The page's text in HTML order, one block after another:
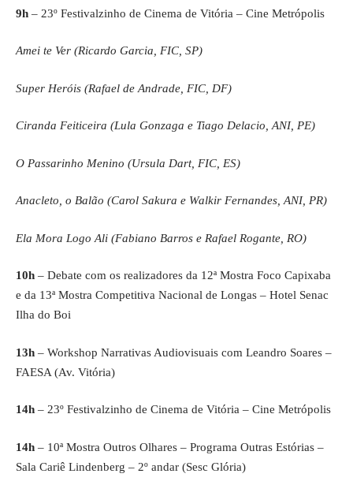
9h – 23º Festivalzinho de Cinema de Vitória – Cine Metrópolis
Amei te Ver (Ricardo Garcia, FIC, SP)
Super Heróis (Rafael de Andrade, FIC, DF)
Ciranda Feiticeira (Lula Gonzaga e Tiago Delacio, ANI, PE)
O Passarinho Menino (Ursula Dart, FIC, ES)
Anacleto, o Balão (Carol Sakura e Walkir Fernandes, ANI, PR)
Ela Mora Logo Ali (Fabiano Barros e Rafael Rogante, RO)
10h – Debate com os realizadores da 12ª Mostra Foco Capixaba
e da 13ª Mostra Competitiva Nacional de Longas – Hotel Senac
Ilha do Boi
13h – Workshop Narrativas Audiovisuais com Leandro Soares –
FAESA (Av. Vitória)
14h – 23º Festivalzinho de Cinema de Vitória – Cine Metrópolis
14h – 10ª Mostra Outros Olhares – Programa Outras Estórias –
Sala Cariê Lindenberg – 2º andar (Sesc Glória)